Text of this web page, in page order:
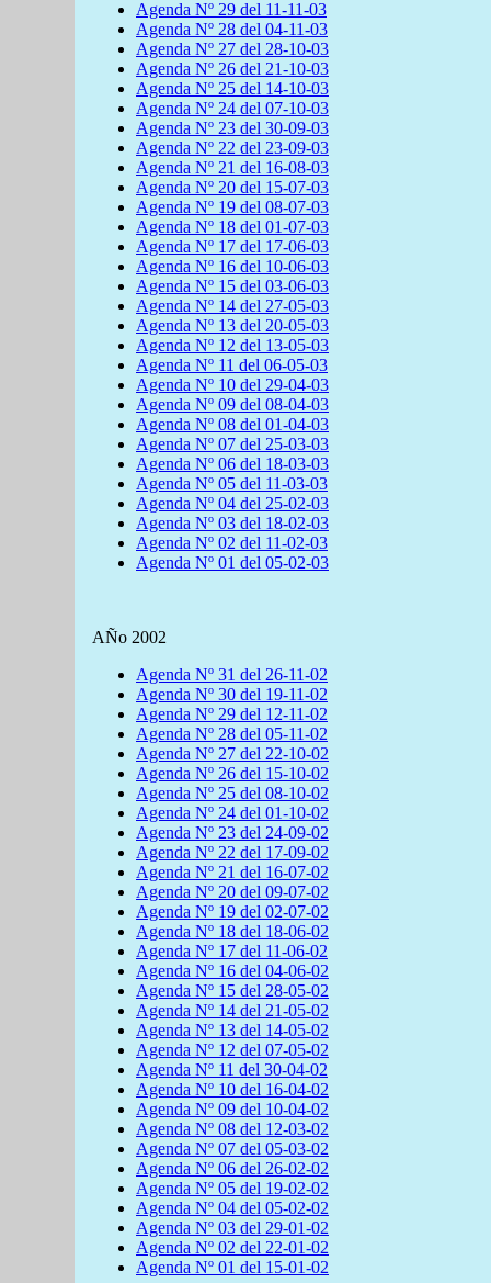
Agenda Nº 29 del 11-11-03
Agenda Nº 28 del 04-11-03
Agenda Nº 27 del 28-10-03
Agenda Nº 26 del 21-10-03
Agenda Nº 25 del 14-10-03
Agenda Nº 24 del 07-10-03
Agenda Nº 23 del 30-09-03
Agenda Nº 22 del 23-09-03
Agenda Nº 21 del 16-08-03
Agenda Nº 20 del 15-07-03
Agenda Nº 19 del 08-07-03
Agenda Nº 18 del 01-07-03
Agenda Nº 17 del 17-06-03
Agenda Nº 16 del 10-06-03
Agenda Nº 15 del 03-06-03
Agenda Nº 14 del 27-05-03
Agenda Nº 13 del 20-05-03
Agenda Nº 12 del 13-05-03
Agenda Nº 11 del 06-05-03
Agenda Nº 10 del 29-04-03
Agenda Nº 09 del 08-04-03
Agenda Nº 08 del 01-04-03
Agenda Nº 07 del 25-03-03
Agenda Nº 06 del 18-03-03
Agenda Nº 05 del 11-03-03
Agenda Nº 04 del 25-02-03
Agenda Nº 03 del 18-02-03
Agenda Nº 02 del 11-02-03
Agenda Nº 01 del 05-02-03
AÑo 2002
Agenda Nº 31 del 26-11-02
Agenda Nº 30 del 19-11-02
Agenda Nº 29 del 12-11-02
Agenda Nº 28 del 05-11-02
Agenda Nº 27 del 22-10-02
Agenda Nº 26 del 15-10-02
Agenda Nº 25 del 08-10-02
Agenda Nº 24 del 01-10-02
Agenda Nº 23 del 24-09-02
Agenda Nº 22 del 17-09-02
Agenda Nº 21 del 16-07-02
Agenda Nº 20 del 09-07-02
Agenda Nº 19 del 02-07-02
Agenda Nº 18 del 18-06-02
Agenda Nº 17 del 11-06-02
Agenda Nº 16 del 04-06-02
Agenda Nº 15 del 28-05-02
Agenda Nº 14 del 21-05-02
Agenda Nº 13 del 14-05-02
Agenda Nº 12 del 07-05-02
Agenda Nº 11 del 30-04-02
Agenda Nº 10 del 16-04-02
Agenda Nº 09 del 10-04-02
Agenda Nº 08 del 12-03-02
Agenda Nº 07 del 05-03-02
Agenda Nº 06 del 26-02-02
Agenda Nº 05 del 19-02-02
Agenda Nº 04 del 05-02-02
Agenda Nº 03 del 29-01-02
Agenda Nº 02 del 22-01-02
Agenda Nº 01 del 15-01-02